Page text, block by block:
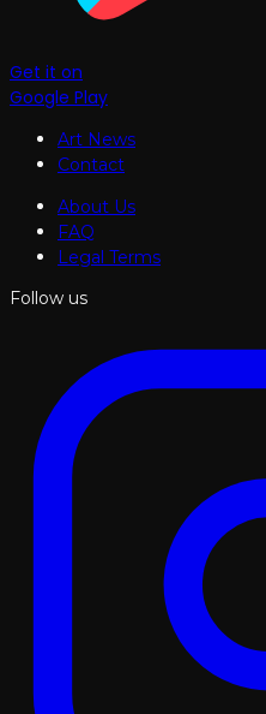
Get it on
Google Play
Art News
Contact
About Us
FAQ
Legal Terms
Follow us